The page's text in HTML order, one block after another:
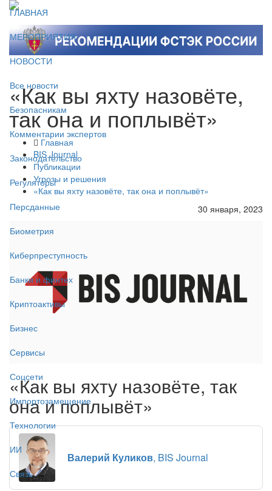
ГЛАВНАЯ
МЕРОПРИЯТИЯ
НОВОСТИ
Все новости
Безопасникам
Комментарии экспертов
Законодательство
Регуляторы
Персданные
Биометрия
Киберпреступность
Банки и финтех
Криптоактивы
Бизнес
Сервисы
Соцсети
Импортозамещение
Технологии
ИИ
Связь
«Как вы яхту назовёте,
так она и поплывёт»
Главная
BIS Journal
Публикации
Угрозы и решения
«Как вы яхту назовёте, так она и поплывёт»
30 января, 2023
«Как вы яхту назовёте, так
она и поплывёт»
Валерий Куликов, BIS Journal